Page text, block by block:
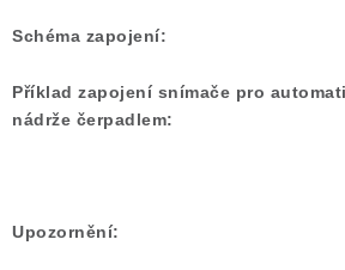
Schéma zapojení:
Příklad zapojení snímače pro
nádrže čerpadlem:
Upozornění: